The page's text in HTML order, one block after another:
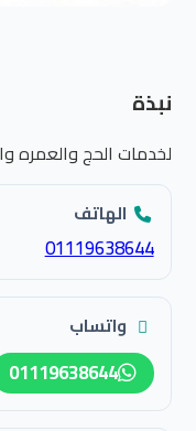
نبذة
لخدمات الحج والعمره
الهاتف
01119638644
واتساب
01119638644